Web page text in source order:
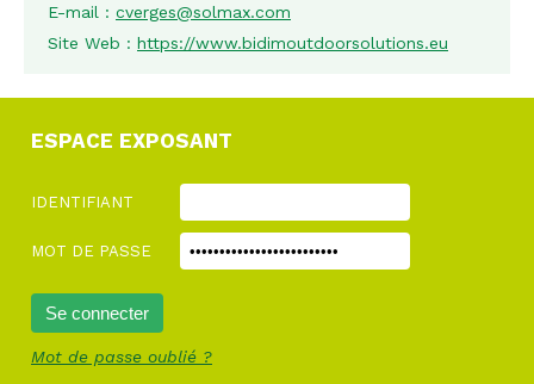
E-mail : cverges@solmax.com
Site Web : https://www.bidimoutdoorsolutions.eu
ESPACE EXPOSANT
IDENTIFIANT
MOT DE PASSE
Mot de passe oublié ?